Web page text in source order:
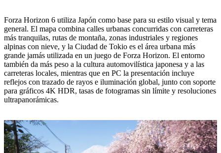
Forza Horizon 6 utiliza Japón como base para su estilo visual y tema
general. El mapa combina calles urbanas concurridas con carreteras
más tranquilas, rutas de montaña, zonas industriales y regiones
alpinas con nieve, y la Ciudad de Tokio es el área urbana más
grande jamás utilizada en un juego de Forza Horizon. El entorno
también da más peso a la cultura automovilística japonesa y a las
carreteras locales, mientras que en PC la presentación incluye
reflejos con trazado de rayos e iluminación global, junto con soporte
para gráficos 4K HDR, tasas de fotogramas sin límite y resoluciones
ultrapanorámicas.